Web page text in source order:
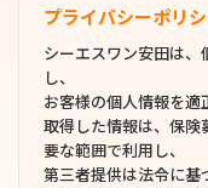
プライバシーポリ
シーエスワン安田は
し、
お客様の個人情報を適
取得した情報は、保険
要な範囲で利用し、
第三者提供は法令に基